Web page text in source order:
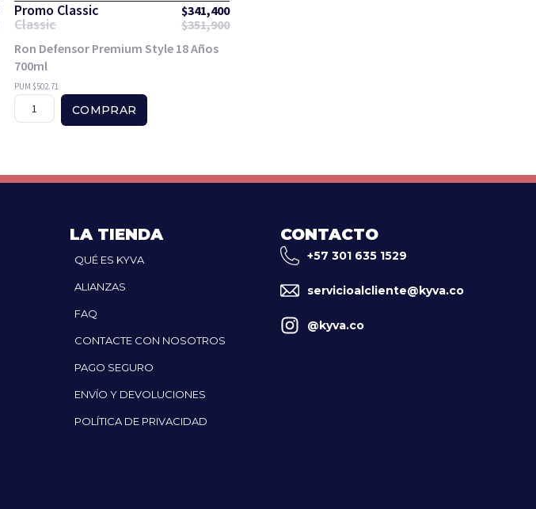
Promo Classic $341,400
Classic $351,900
Ron Defensor Premium Style 18 Años
700ml
PUM $502.71
COMPRAR
LA TIENDA
QUÉ ES KYVA
ALIANZAS
FAQ
CONTACTE CON NOSOTROS
PAGO SEGURO
ENVÍO Y DEVOLUCIONES
POLÍTICA DE PRIVACIDAD
CONTACTO
+57 301 635 1529
servicioalcliente@kyva.co
@kyva.co